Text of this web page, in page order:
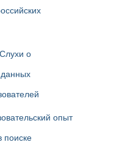
о
опыт
поиске